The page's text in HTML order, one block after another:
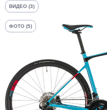
ВИДЕО (3)
ФОТО (5)
График платежей
Добавляйте товары
в корзину